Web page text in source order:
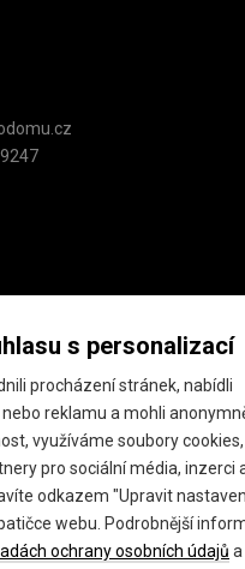
GEO fashion s.r.o.),
15,
s personalizací
procházení stránek, nabídli
reklamu a mohli
využíváme soubory
pro sociální média, inzerci
odkazem "Upravit
webu. Podrobnější
ochrany osobních údajů a